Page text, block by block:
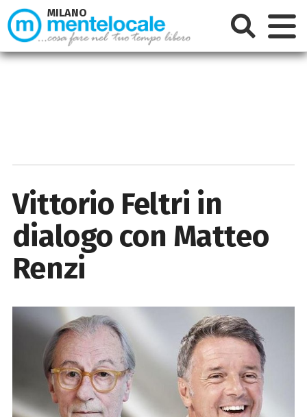
Vittorio Feltri in
dialogo con Matteo
Renzi
MILANO